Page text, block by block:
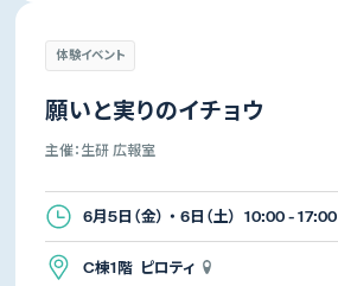
体験イベント
願いと実りのイチョウ
主催：生研 広報室
6月5日（金） ・ 6日（土） 10:00 - 17:00
C棟1階 ピロティ